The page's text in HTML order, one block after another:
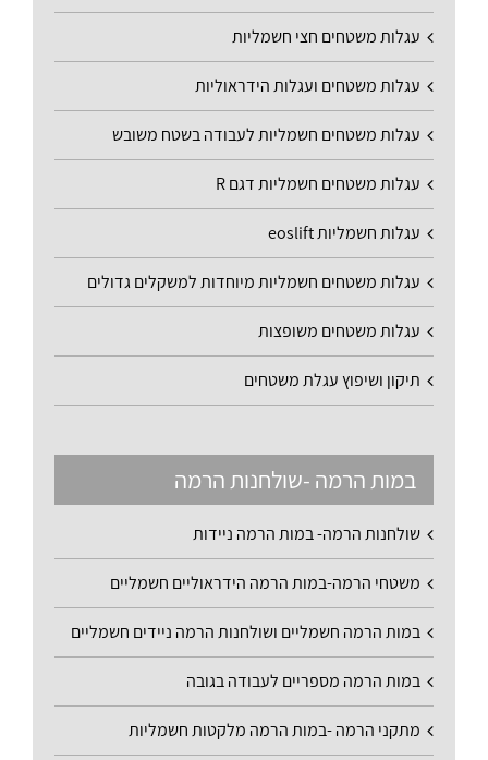
עגלות משטחים חצי חשמליות
עגלות משטחים ועגלות הידראוליות
עגלות משטחים חשמליות לעבודה בשטח משובש
עגלות משטחים חשמליות דגם R
עגלות חשמליות eoslift
עגלות משטחים חשמליות מיוחדות למשקלים גדולים
עגלות משטחים משופצות
תיקון ושיפוץ עגלת משטחים
במות הרמה -שולחנות הרמה
שולחנות הרמה- במות הרמה ניידות
משטחי הרמה-במות הרמה הידראוליים חשמליים
במות הרמה חשמליים ושולחנות הרמה ניידים חשמליים
במות הרמה מספריים לעבודה בגובה
מתקני הרמה -במות הרמה מלקטות חשמליות